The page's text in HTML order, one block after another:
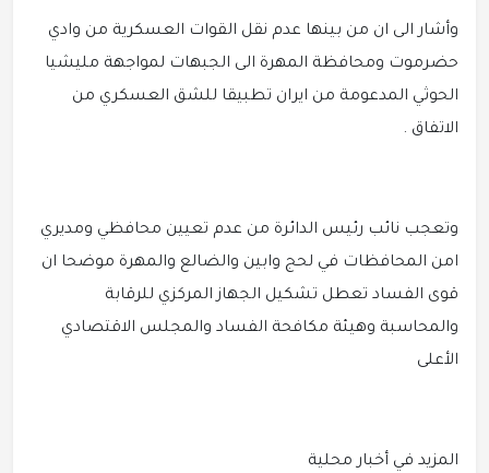
وأشار الى ان من بينها عدم نقل القوات العسكرية من وادي
حضرموت ومحافظة المهرة الى الجبهات لمواجهة مليشيا
الحوثي المدعومة من ايران تطبيقا للشق العسكري من
الاتفاق .
وتعجب نائب رئيس الدائرة من عدم تعيين محافظي ومديري
امن المحافظات في لحج وابين والضالع والمهرة موضحا ان
قوى الفساد تعطل تشكيل الجهاز المركزي للرقابة
والمحاسبة وهيئة مكافحة الفساد والمجلس الاقتصادي
الأعلى
المزيد في أخبار محلية